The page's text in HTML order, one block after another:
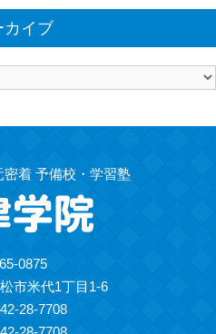
カイブ
着 予備校・学習塾
0875
市米代1丁目1-6
28-7708